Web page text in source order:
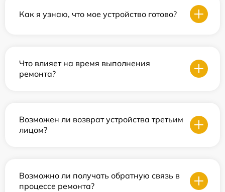
Как я узнаю, что мое устройство готово?
Что влияет на время выполнения
ремонта?
Возможен ли возврат устройства третьим
лицом?
Возможно ли получать обратную связь в
процессе ремонта?